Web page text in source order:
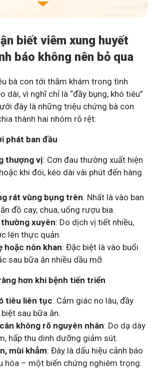
biết viêm xung huyết
báo không nên bỏ qua
bà con tới thăm khám trong tình
dài, vì nghĩ chỉ là “đầy bụng, khó tiêu”
đây là những triệu chứng bà con
thành hai nhóm rõ rệt:
phát ban đầu
thượng vị: Cơn đau thường xuất hiện
khi đói, kéo dài vài phút đến hàng
rát vùng bụng trên: Nhất là vào ban
đồ cay, chua, uống rượu bia.
xuyên: Do dịch vị tiết nhiều,
lên thực quản.
hoặc nôn khan: Đặc biệt là vào buổi
sau bữa ăn nhiều dầu mỡ.
hơn khi bệnh tiến triển
tiêu liên tục: Cảm giác no lâu, đầy
sau bữa ăn.
không rõ nguyên nhân: Do dạ dày
hấp thu dinh dưỡng giảm sút.
mùi khẳm: Đây là dấu hiệu cảnh báo
hóa – một biến chứng nghiêm trọng.